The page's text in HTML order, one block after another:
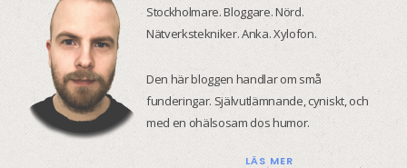
Stockholmare. Bloggare. Nörd.
Nätverkstekniker. Anka. Xylofon.
Den här bloggen handlar om små
funderingar. Självutlämnande, cyniskt, och
med en ohälsosam dos humor.
LÄS MER